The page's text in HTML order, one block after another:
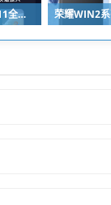
一图看懂荣耀MagicOS 11全新双架构：安卓底层重构 液态玻璃效果拉满